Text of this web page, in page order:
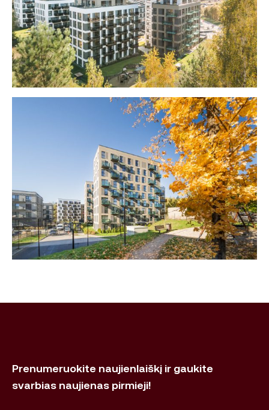
Prenumeruokite naujienlaiškį ir gaukite
svarbias naujienas pirmieji!